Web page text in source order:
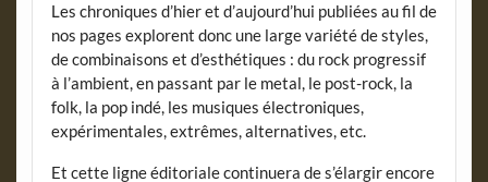
Les chroniques d’hier et d’aujourd’hui publiées au fil de
nos pages explorent donc une large variété de styles,
de combinaisons et d’esthétiques : du rock progressif
à l’ambient, en passant par le metal, le post-rock, la
folk, la pop indé, les musiques électroniques,
expérimentales, extrêmes, alternatives, etc.
Et cette ligne éditoriale continuera de s’élargir encore